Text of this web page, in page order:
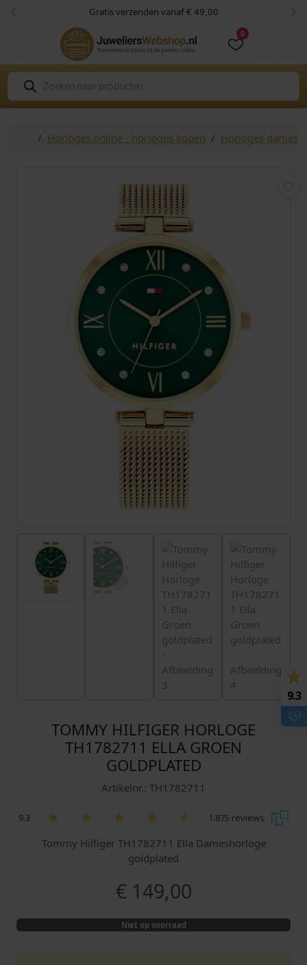
Skip to content
Skip to footer Gratis verzenden vanaf € 49,00
Vorige
0
P
o
d
HomeHorloges online - horloges kopen Horloges dames
TOMMY HILFIGER HORLOGE
TH1782711 ELLA GROEN
GOLDPLATED
Artikelnr.: TH1782711
9.3 1.875 reviews
Tommy Hilfiger TH1782711 Ella Dameshorloge
goldplated
€149,00
Niet op voorraad
9.3